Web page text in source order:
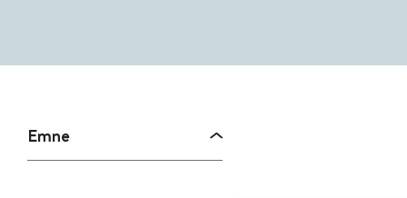
Emne